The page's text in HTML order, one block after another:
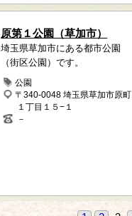
原第１公園（草加市）
埼玉県草加市にある都市公園
（街区公園）です。
公園
〒340-0048 埼玉県草加市原町
１丁目１５−１
－